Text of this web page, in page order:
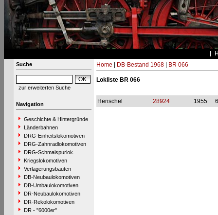
Suche
zur erweiterten Suche
Navigation
Geschichte & Hintergründe
Länderbahnen
DRG-Einheitslokomotiven
DRG-Zahnradlokomotiven
DRG-Schmalspurlok.
Kriegslokomotiven
Verlagerungsbauten
DB-Neubaulokomotiven
DB-Umbaulokomotiven
DR-Neubaulokomotiven
DR-Rekolokomotiven
DR - "6000er"
Home DB-Bestand 1968| BR 066
Lokliste BR 066
Henschel 28924 1955